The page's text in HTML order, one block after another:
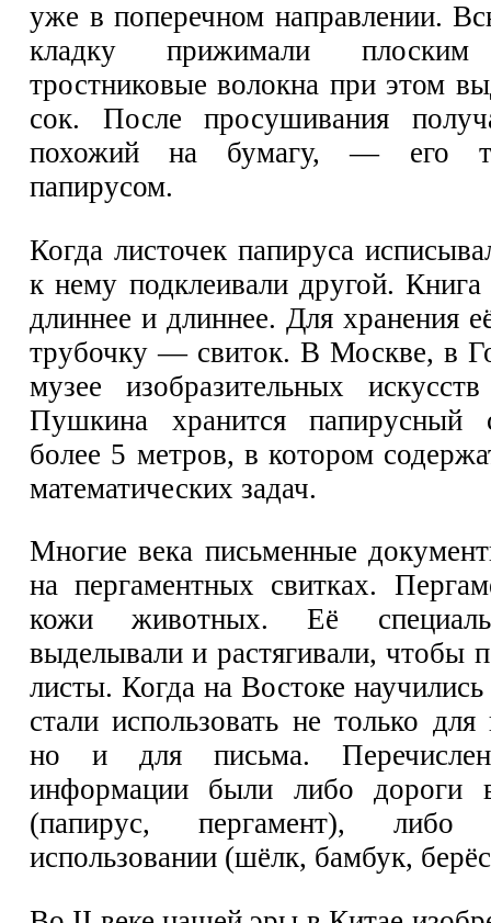
уже в поперечном направлении.
кладку прижимали
тростниковые волокна при этом
сок. После просушивания
похожий на бумагу, — его
папирусом.
Когда листочек папируса
к нему подклеивали другой. Книга
длиннее и длиннее. Для хранения
трубочку — свиток. В Москве, в
музее изобразительных
Пушкина хранится папирусный
более 5 метров, в котором
математических задач.
Многие века письменные
на пергаментных свитках.
кожи животных. Её
выделывали и растягивали, чтобы
листы. Когда на Востоке научились
стали использовать не только
но и для письма.
информации были либо дороги в
(папирус, пергамент),
использовании (шёлк, бамбук,